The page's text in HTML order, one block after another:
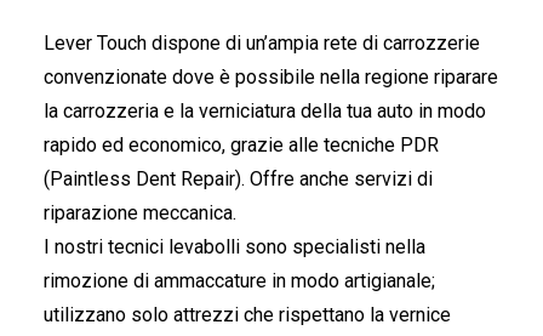
Lever Touch dispone di un’ampia rete di carrozzerie
convenzionate dove è possibile nella regione riparare
la carrozzeria e la verniciatura della tua auto in modo
rapido ed economico, grazie alle tecniche PDR
(Paintless Dent Repair). Offre anche servizi di
riparazione meccanica.
I nostri tecnici levabolli sono specialisti nella
rimozione di ammaccature in modo artigianale;
utilizzano solo attrezzi che rispettano la vernice